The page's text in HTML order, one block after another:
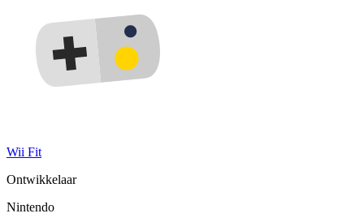
Wii Fit
Ontwikkelaar
Nintendo